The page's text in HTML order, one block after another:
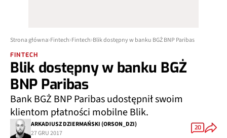
Strona główna Fintech Fintech Blik dostępny w banku BGŻ BNP Paribas
FINTECH
Blik dostępny w banku BGŻ
BNP Paribas
Bank BGŻ BNP Paribas udostępnił swoim
klientom płatności mobilne Blik.
ARKADIUSZ DZIERMAŃSKI (ORSON_DZI)
27 GRU 2017
20